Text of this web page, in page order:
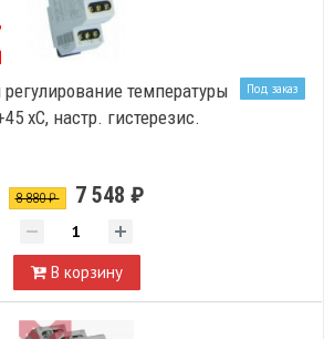
Под заказ
температуры
xC, настр. гистерезис.
8 880 ₽ 7 548 ₽
В корзину